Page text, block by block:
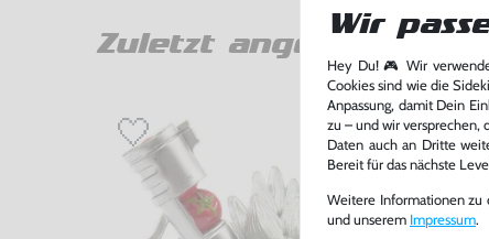
Zuletzt angesehen
Wir
Hey Du! 🎮 Wir
Cookies sind wie die
Anpassung, damit Dein
zu – und wir versprechen,
Daten auch an Dritte
Bereit für das nächste
Weitere Informationen zu
und unserem Impressum.